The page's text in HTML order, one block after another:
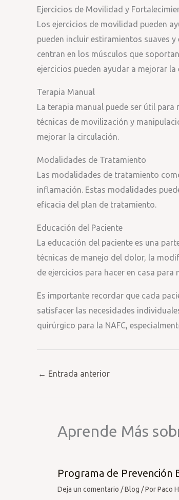
Ejercicios de Movilidad y
Los ejercicios de movilidad pueden
pueden incluir estiramientos suaves
centran en los músculos que
ejercicios pueden ayudar a mejorar
Terapia Manual
La terapia manual puede ser útil
técnicas de movilización y
mejorar la circulación.
Modalidades de Tratamiento
Las modalidades de tratamiento
inflamación. Estas modalidades
eficacia del plan de tratamiento.
Educación del Paciente
La educación del paciente es una
técnicas de manejo del dolor, la
de ejercicios para hacer en casa
Es importante recordar que cada
satisfacer las necesidades
quirúrgico para la NAFC,
← Entrada anterior
Aprende Más
Programa de Prevención
Deja un comentario /Blog / PorPaco